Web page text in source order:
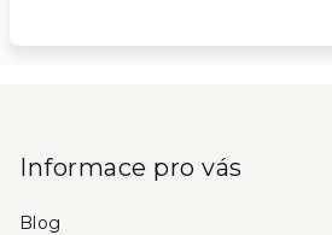
Informace pro vás
Blog